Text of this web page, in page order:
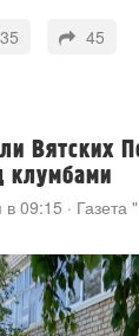
35 45
Вятских
клумбами
09:15 · Газета